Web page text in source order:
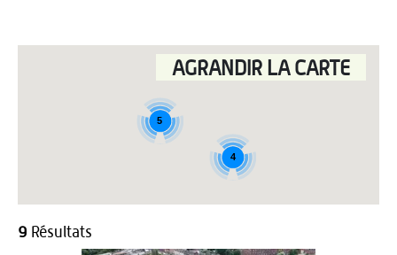
5
4
AGRANDIR LA CARTE
9 Résultats